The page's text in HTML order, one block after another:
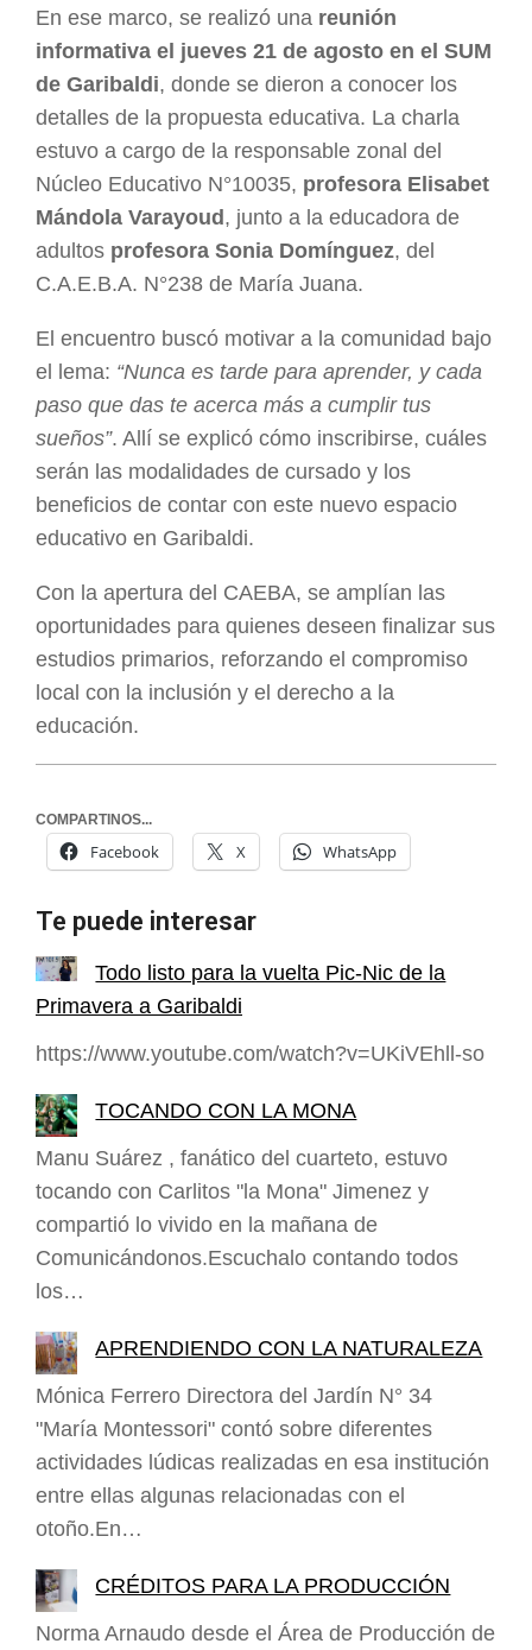
En ese marco, se realizó una reunión
informativa el jueves 21 de agosto en el SUM
de Garibaldi, donde se dieron a conocer los
detalles de la propuesta educativa. La charla
estuvo a cargo de la responsable zonal del
Núcleo Educativo N°10035, profesora Elisabet
Mándola Varayoud , junto a la educadora de
adultos profesora Sonia Domínguez, del
C.A.E.B.A. N°238 de María Juana.
El encuentro buscó motivar a la comunidad bajo
el lema: “Nunca es tarde para aprender, y cada
paso que das te acerca más a cumplir tus
sueños”. Allí se explicó cómo inscribirse, cuáles
serán las modalidades de cursado y los
beneficios de contar con este nuevo espacio
educativo en Garibaldi.
Con la apertura del CAEBA, se amplían las
oportunidades para quienes deseen finalizar sus
estudios primarios, reforzando el compromiso
local con la inclusión y el derecho a la
educación.
COMPARTINOS...
Facebook X WhatsApp
Te puede interesar
Todo listo para la vuelta Pic-Nic de la
Primavera a Garibaldi
https://www.youtube.com/watch?v=UKiVEhll-so
TOCANDO CON LA MONA
Manu Suárez , fanático del cuarteto, estuvo
tocando con Carlitos "la Mona" Jimenez y
compartió lo vivido en la mañana de
Comunicándonos.Escuchalo contando todos
los…
APRENDIENDO CON LA NATURALEZA
Mónica Ferrero Directora del Jardín N° 34
"María Montessori" contó sobre diferentes
actividades lúdicas realizadas en esa institución
entre ellas algunas relacionadas con el
otoño.En…
CRÉDITOS PARA LA PRODUCCIÓN
Norma Arnaudo desde el Área de Producción de